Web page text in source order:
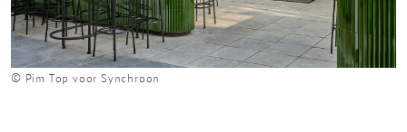
© Pim Top voor Synchroon